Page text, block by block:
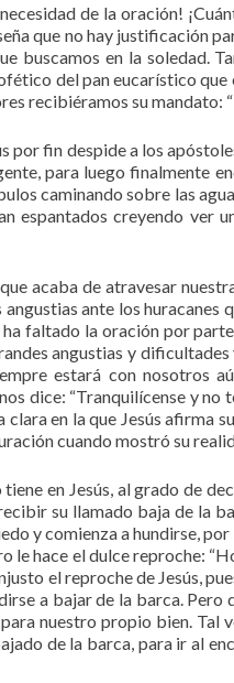
de la oración!
que no hay justificación
buscamos en la soledad.
del pan eucarístico
recibiéramos su mandato:
por fin despide a los
para luego finalmente
caminando sobre las
espantados creyendo ver
acaba de atravesar
ante los huracanes
faltado la oración por
angustias y
estará con nosotros
dice: “Tranquilícense y no
clara en la que Jesús
cuando mostró su
en Jesús, al grado de
su llamado baja de la
y comienza a hundirse,
le hace el dulce reproche:
el reproche de Jesús,
a bajar de la barca. Pero
nuestro propio bien. Tal
de la barca, para ir al